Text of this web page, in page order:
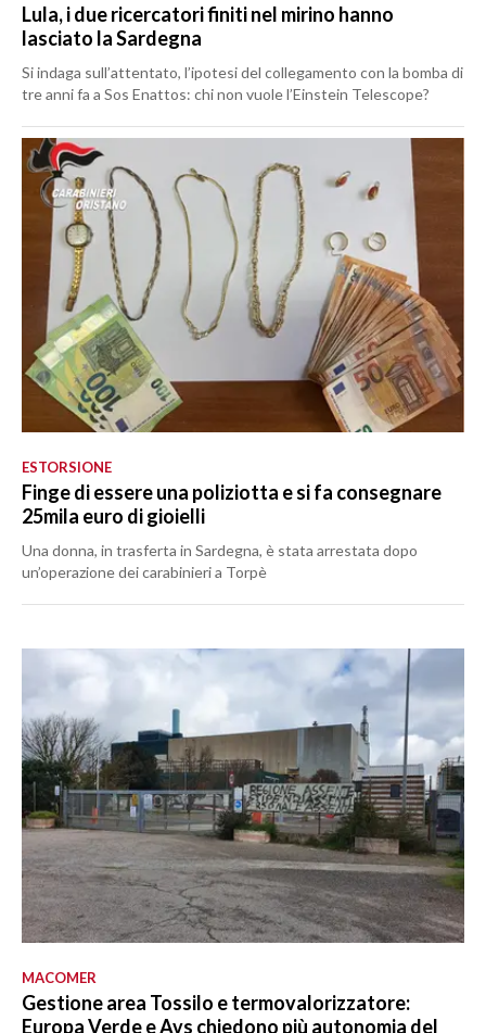
Lula, i due ricercatori finiti nel mirino hanno
lasciato la Sardegna
Si indaga sull’attentato, l’ipotesi del collegamento con la bomba di
tre anni fa a Sos Enattos: chi non vuole l’Einstein Telescope?
ESTORSIONE
Finge di essere una poliziotta e si fa consegnare
25mila euro di gioielli
Una donna, in trasferta in Sardegna, è stata arrestata dopo
un’operazione dei carabinieri a Torpè
MACOMER
Gestione area Tossilo e termovalorizzatore:
Europa Verde e Avs chiedono più autonomia del